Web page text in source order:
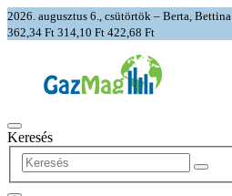
2026. augusztus 6., csütörtök – Berta, Bettina
362,34 Ft 314,10 Ft 422,68 Ft
Keresés